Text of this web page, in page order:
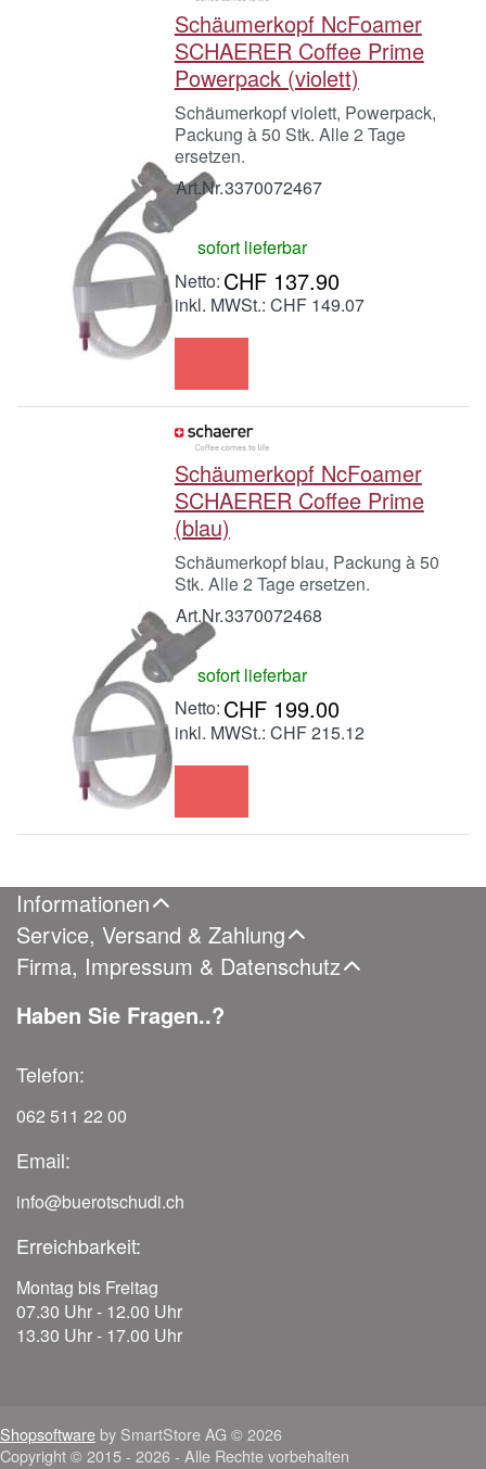
Schäumerkopf NcFoamer
SCHAERER Coffee Prime
Powerpack (violett)
Schäumerkopf violett, Powerpack,
Packung à 50 Stk. Alle 2 Tage
ersetzen.
Art.Nr.3370072467
sofort lieferbar
CHF 137.90
inkl. MWSt.: CHF 149.07
Schäumerkopf NcFoamer
SCHAERER Coffee Prime
(blau)
Schäumerkopf blau, Packung à 50
Stk. Alle 2 Tage ersetzen.
Art.Nr.3370072468
sofort lieferbar
CHF 199.00
inkl. MWSt.: CHF 215.12
Informationen
Service, Versand & Zahlung
Firma, Impressum & Datenschutz
Haben Sie Fragen..?
Telefon:
062 511 22 00
Email:
info@buerotschudi.ch
Erreichbarkeit:
Montag bis Freitag
07.30 Uhr - 12.00 Uhr
13.30 Uhr - 17.00 Uhr
Shopsoftware by SmartStore AG © 2026
Copyright © 2015 - 2026 - Alle Rechte vorbehalten